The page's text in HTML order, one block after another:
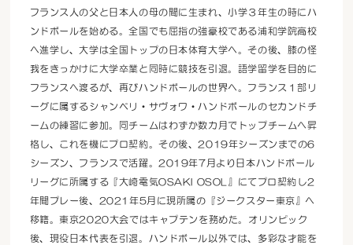
フランス人の父と日本人の母の間に生まれ、小学３年生の時にハ
ンドボールを始める。全国でも屈指の強豪校である浦和学院高校
へ進学し、大学は全国トップの日本体育大学へ。その後、膝の怪
我をきっかけに大学卒業と同時に競技を引退。語学留学を目的に
フランスへ渡るが、再びハンドボールの世界へ。フランス１部リ
ーグに属するシャンベリ・サヴォワ・ハンドボールのセカンドチ
ームの練習に参加。同チームはわずか数カ月でトップチームへ昇
格し、これを機にプロ契約。その後、2019年シーズンまでの6
シーズン、フランスで活躍。2019年7月より日本ハンドボール
リーグに所属する『大崎電気OSAKI OSOL』にてプロ契約し2
年間プレー後、2021年5月に現所属の『ジークスター東京』へ
移籍。東京2020大会ではキャプテンを務めた。オリンピック
後、現役日本代表を引退。ハンドボール以外では、多彩な才能を